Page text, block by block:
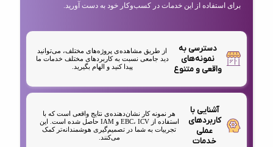
برای استفاده از این خدمات در کسب‌وکار خود به دست آورید.
دسترسی به
نمونه‌های
واقعی و متنوع
از طریق مشاهده‌ی پروژه‌های مختلف، می‌توانید
دید جامعی نسبت به کاربردهای مختلف خدمات ما
پیدا کنید و الهام بگیرید.
آشنایی با
کاربردهای
عملی
خدمات
هر نمونه کار نشان‌دهنده‌ی نتایج واقعی است که با
استفاده از EBC، ICV و IAM حاصل شده است. این
تجربیات به شما در تصمیم‌گیری هوشمندانه‌تر کمک
می‌کنند.